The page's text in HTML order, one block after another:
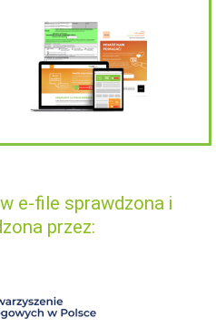
e-file sprawdzona i
przez: